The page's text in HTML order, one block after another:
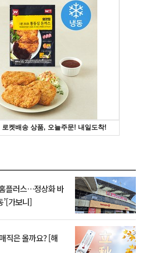
플러스…정상화 바
’[가보니]
직은 올까요? [해